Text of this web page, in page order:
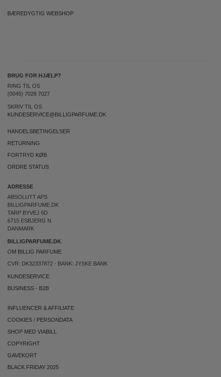
BÆREDYGTIG WEBSHOP
BRUG FOR HJÆLP?
RING TIL OS
(0045) 7028 7027
SKRIV TIL OS
KUNDESERVICE@BILLIGPARFUME.DK
HANDELSBETINGELSER
RETURNING
FORTRYD KØB
ORDRE STATUS
ADRESSE
ABSOLUTT APS
BILLIGPARFUME.DK
TARP BYVEJ 6D
6715 ESBJERG N
DANMARK
BILLIGPARFUME.DK
OM BILLIG PARFUME
CVR: DK32337872 - BANK: JYSKE BANK
KUNDESERVICE
BUSINESS - B2B
INFLUENCER & AFFILIATE
COOKIES / PERSONDATA
SHOP MED VIABILL
COPYRIGHT
GAVEKORT
BLACK FRIDAY 2025